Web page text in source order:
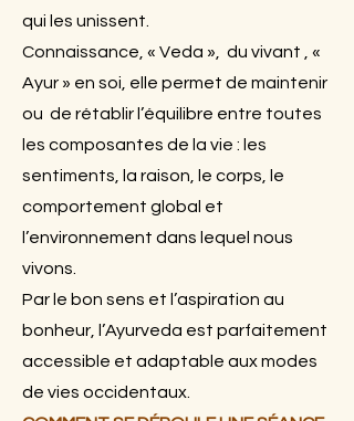
qui les unissent.
Connaissance, « Veda », du vivant , «
Ayur » en soi, elle permet de maintenir
ou de rétablir l’équilibre entre toutes
les composantes de la vie : les
sentiments, la raison, le corps, le
comportement global et
l’environnement dans lequel nous
vivons.
Par le bon sens et l’aspiration au
bonheur, l’Ayurveda est parfaitement
accessible et adaptable aux modes
de vies occidentaux.